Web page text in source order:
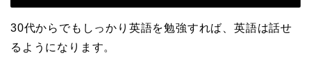
30代からでもしっかり英語を勉強すれば、英語は話せ
るようになります。